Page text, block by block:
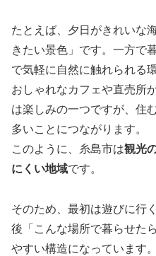
たとえば、夕日がきれいな
きたい景色」です。一方で
で気軽に自然に触れられる
おしゃれなカフェや直売所
は楽しみの一つですが、住
多いことにつながります。
このように、糸島市は観光
にくい地域です。
そのため、最初は遊びに行
後「こんな場所で暮らせた
やすい構造になっています